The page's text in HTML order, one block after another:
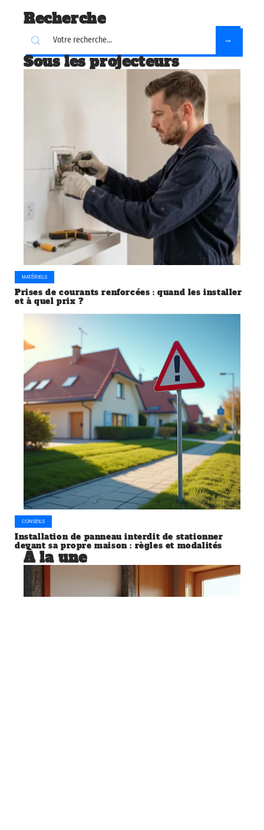
Recherche
Sous les projecteurs
MATÉRIELS
Prises de courants renforcées : quand les installer
et à quel prix ?
CONSEILS
Installation de panneau interdit de stationner
devant sa propre maison : règles et modalités
À la une